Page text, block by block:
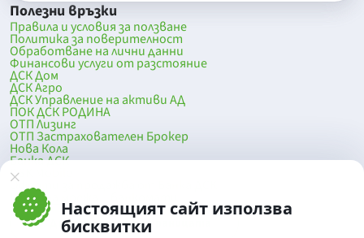
Настоящият сайт използва
бисквитки
Полезни връзки
Правила и условия за ползване
Политика за поверителност
Обработване на лични данни
Финансови услуги от разстояние
ДСК Дом
ДСК Агро
ДСК Управление на активи АД
ПОК ДСК РОДИНА
ОТП Лизинг
ОТП Застрахователен Брокер
Нова Кола
Банка ДСК
DSK Mobile
Оферти за продажба от Банка ДСК
Клонова мрежа и банкомати
До началото на страницата